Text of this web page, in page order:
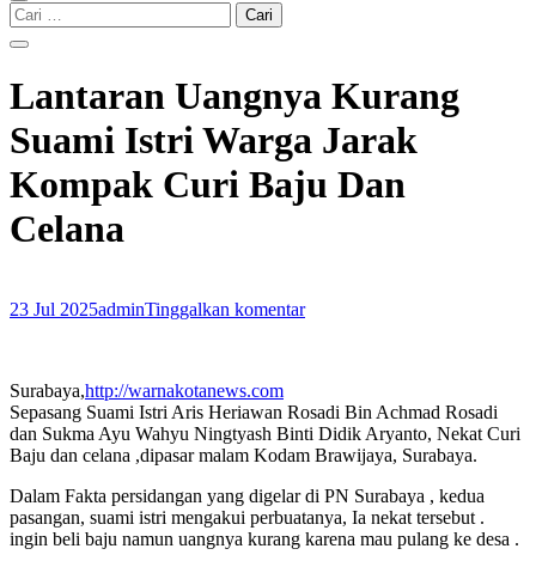
Cari
untuk:
Lantaran Uangnya Kurang
Suami Istri Warga Jarak
Kompak Curi Baju Dan
Celana
23 Jul 2025adminTinggalkan komentar
Surabaya,http://warnakotanews.com
Sepasang Suami Istri Aris Heriawan Rosadi Bin Achmad Rosadi
dan Sukma Ayu Wahyu Ningtyash Binti Didik Aryanto, Nekat Curi
Baju dan celana ,dipasar malam Kodam Brawijaya, Surabaya.
Dalam Fakta persidangan yang digelar di PN Surabaya , kedua
pasangan, suami istri mengakui perbuatanya, Ia nekat tersebut .
ingin beli baju namun uangnya kurang karena mau pulang ke desa .